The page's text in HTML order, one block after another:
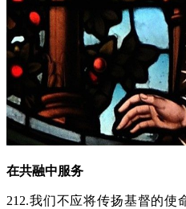
在共融中服务
212.我们不应将传扬基督的使